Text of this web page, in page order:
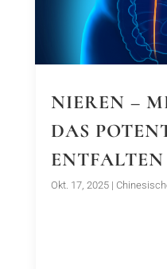
NIEREN –
DAS
ENTFALTEN
Okt. 17, 2025|